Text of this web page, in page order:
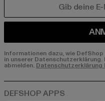
Informationen dazu, wie
in unserer
abmelden. Datenschutzerklärung